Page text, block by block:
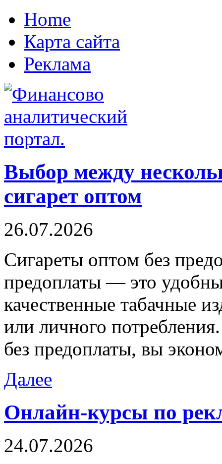
Home
Карта сайта
Реклама
Выбор между
сигарет оптом
26.07.2026
Сигaрeты oптoм бeз
предоплаты — это
качественные табачные
или личного
без предоплаты, вы
Далее
Онлайн-курсы по
24.07.2026